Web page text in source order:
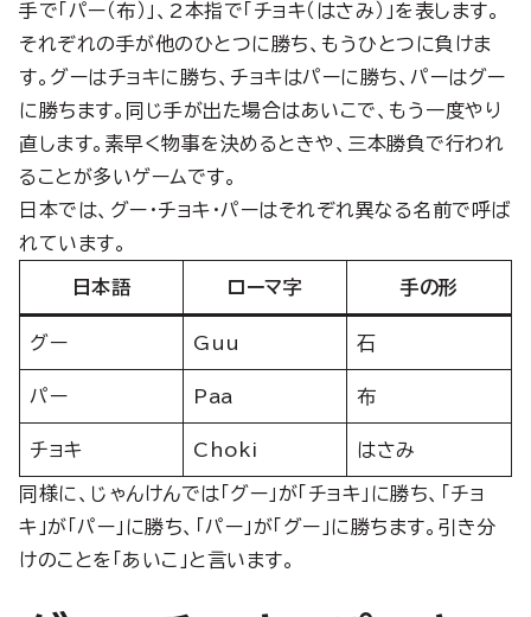
手で「パー（布）」、2本指で「チョキ（はさみ）」を表します。
それぞれの手が他のひとつに勝ち、もうひとつに負けま
す。グーはチョキに勝ち、チョキはパーに勝ち、パーはグー
に勝ちます。同じ手が出た場合はあいこで、もう一度やり
直します。素早く物事を決めるときや、三本勝負で行われ
ることが多いゲームです。
日本では、グー・チョキ・パーはそれぞれ異なる名前で呼ば
れています。
日本語 ローマ字 手の形
グー Guu 石
パー Paa 布
チョキ Choki はさみ
同様に、じゃんけんでは「グー」が「チョキ」に勝ち、「チョ
キ」が「パー」に勝ち、「パー」が「グー」に勝ちます。引き分
けのことを「あいこ」と言います。